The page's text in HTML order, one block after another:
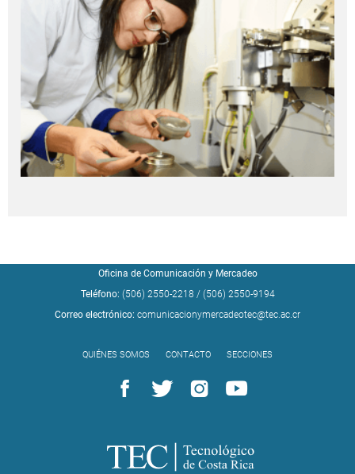
Oficina de Comunicación y Mercadeo
Teléfono: (506) 2550-2218 / (506) 2550-9194
Correo electrónico: comunicacionymercadeotec@tec.ac.cr
QUIÉNES SOMOS CONTACTO SECCIONES